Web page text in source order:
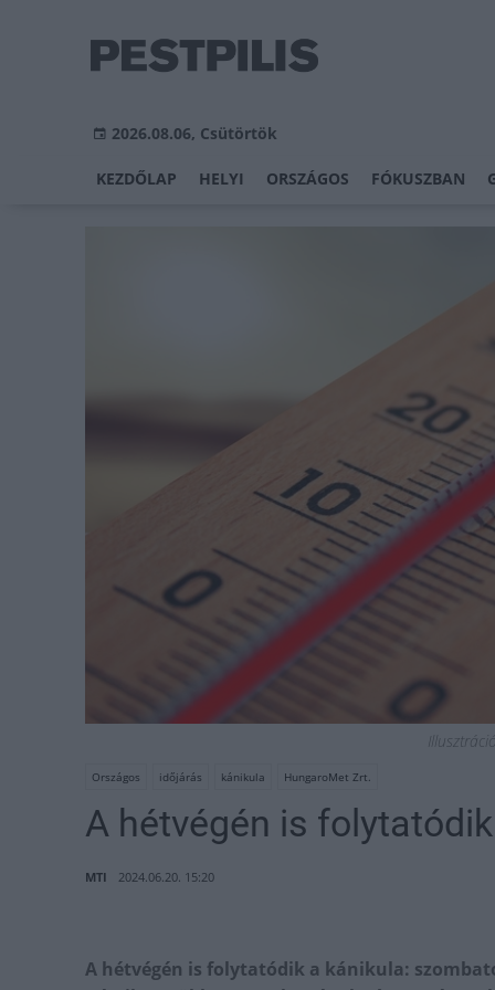
2026.08.06, Csütörtök
KEZDŐLAP HELYI ORSZÁGOS FÓKUSZBAN
Országos időjárás kánikula HungaroMet Zrt.
A hétvégén is
MTI 2024.06.20. 15:20
A hétvégén is folytatódik a kánikula: